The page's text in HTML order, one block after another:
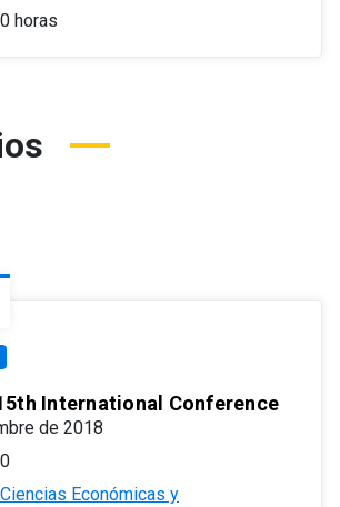
horas
International Conference
de 2018
Económicas y